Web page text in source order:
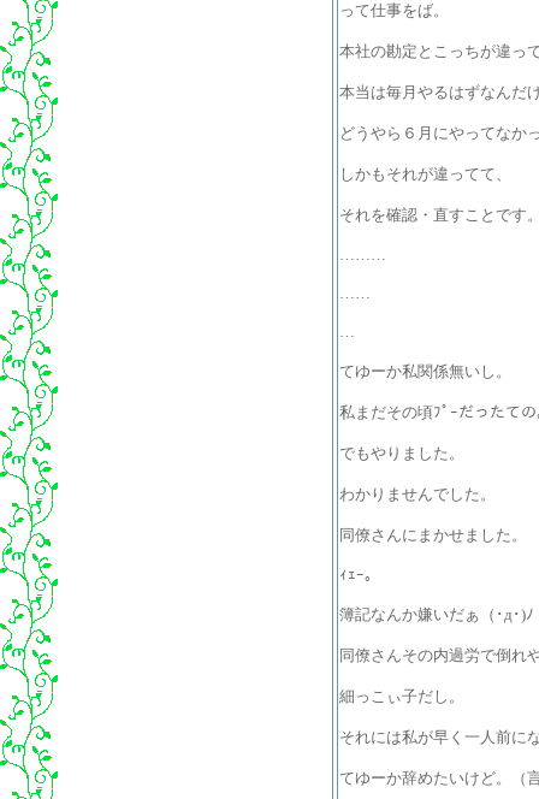
って仕事をば。
本社の勘定とこっちが違っ
本当は毎月やるはずなんだ
どうやら６月にやってなか
しかもそれが違ってて、
それを確認・直すことです
………
……
…
てゆーか私関係無いし。
私まだその頃ﾌﾟｰだったて
でもやりました。
わかりませんでした。
同僚さんにまかせました。
ｨｪｰ。
簿記なんか嫌いだぁ（･д･)ﾉ
同僚さんその内過労で倒れ
細っこぃ子だし。
それには私が早く一人前に
てゆーか辞めたいけど。（